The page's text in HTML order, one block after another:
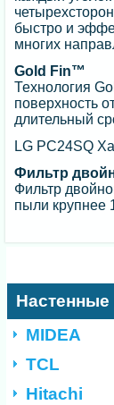
быстро и
многих
Gold Fin™
Технология
поверхность
длительный
LG PC24SQ
Фильтр
Фильтр
пыли крупнее
MIDEA
TCL
Hitachi